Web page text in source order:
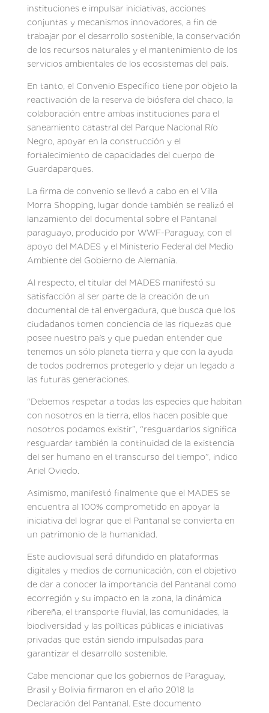
instituciones e impulsar iniciativas, acciones
conjuntas y mecanismos innovadores, a fin de
trabajar por el desarrollo sostenible, la conservación
de los recursos naturales y el mantenimiento de los
servicios ambientales de los ecosistemas del país.
En tanto, el Convenio Específico tiene por objeto la
reactivación de la reserva de biósfera del chaco, la
colaboración entre ambas instituciones para el
saneamiento catastral del Parque Nacional Río
Negro, apoyar en la construcción y el
fortalecimiento de capacidades del cuerpo de
Guardaparques.
La firma de convenio se llevó a cabo en el Villa
Morra Shopping, lugar donde también se realizó el
lanzamiento del documental sobre el Pantanal
paraguayo, producido por WWF-Paraguay, con el
apoyo del MADES y el Ministerio Federal del Medio
Ambiente del Gobierno de Alemania.
Al respecto, el titular del MADES manifestó su
satisfacción al ser parte de la creación de un
documental de tal envergadura, que busca que los
ciudadanos tomen conciencia de las riquezas que
posee nuestro país y que puedan entender que
tenemos un sólo planeta tierra y que con la ayuda
de todos podremos protegerlo y dejar un legado a
las futuras generaciones.
“Debemos respetar a todas las especies que habitan
con nosotros en la tierra, ellos hacen posible que
nosotros podamos existir”, “resguardarlos significa
resguardar también la continuidad de la existencia
del ser humano en el transcurso del tiempo”, indico
Ariel Oviedo.
Asimismo, manifestó finalmente que el MADES se
encuentra al 100% comprometido en apoyar la
iniciativa del lograr que el Pantanal se convierta en
un patrimonio de la humanidad.
Este audiovisual será difundido en plataformas
digitales y medios de comunicación, con el objetivo
de dar a conocer la importancia del Pantanal como
ecorregión y su impacto en la zona, la dinámica
ribereña, el transporte fluvial, las comunidades, la
biodiversidad y las políticas públicas e iniciativas
privadas que están siendo impulsadas para
garantizar el desarrollo sostenible.
Cabe mencionar que los gobiernos de Paraguay,
Brasil y Bolivia firmaron en el año 2018 la
Declaración del Pantanal. Este documento